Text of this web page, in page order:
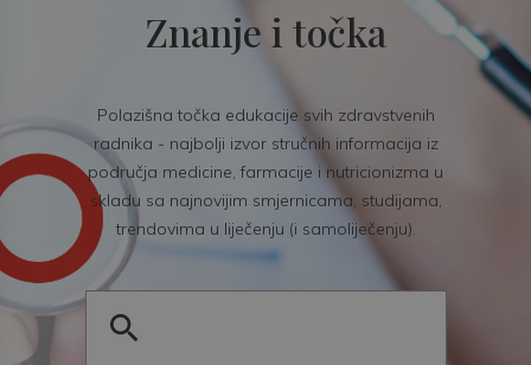
Znanje i točka
Polazišna točka edukacije svih zdravstvenih
radnika - najbolji izvor stručnih informacija iz
područja medicine, farmacije i nutricionizma u
skladu sa najnovijim smjernicama, studijama,
trendovima u liječenju (i samoliječenju).